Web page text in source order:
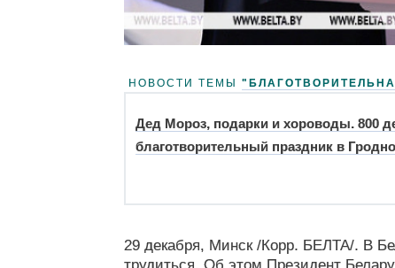
НОВОСТИ ТЕМЫ
Дед Мороз, подарки и хороводы. 800
благотворительный праздник в Гродно
29 декабря, Минск /Корр. БЕЛТА/. В